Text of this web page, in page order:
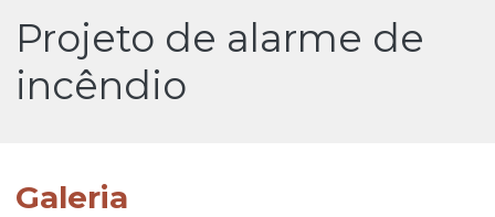
Projeto de alarme de
incêndio
Galeria